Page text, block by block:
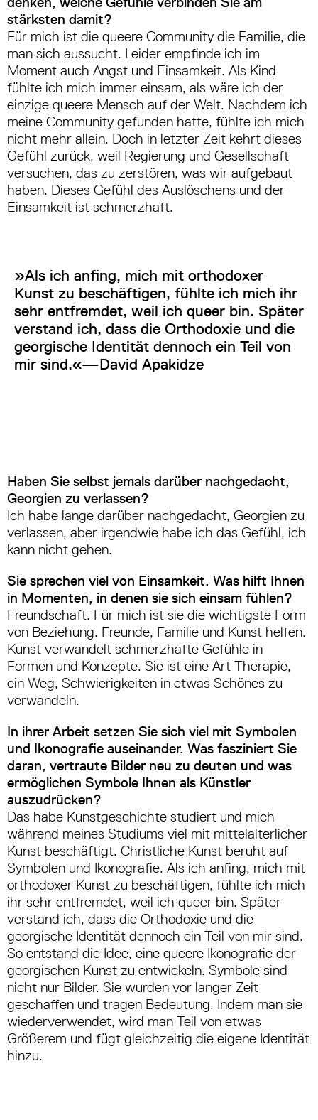
stärksten damit?
Für mich ist die queere Community die Familie, die
man sich aussucht. Leider empfinde ich im
Moment auch Angst und Einsamkeit. Als Kind
fühlte ich mich immer einsam, als wäre ich der
einzige queere Mensch auf der Welt. Nachdem ich
meine Community gefunden hatte, fühlte ich mich
nicht mehr allein. Doch in letzter Zeit kehrt dieses
Gefühl zurück, weil Regierung und Gesellschaft
versuchen, das zu zerstören, was wir aufgebaut
haben. Dieses Gefühl des Auslöschens und der
Einsamkeit ist schmerzhaft.
»Als ich anfing, mich mit orthodoxer
Kunst zu beschäftigen, fühlte ich mich ihr
sehr entfremdet, weil ich queer bin. Später
verstand ich, dass die Orthodoxie und die
georgische Identität dennoch ein Teil von
mir sind.«—David Apakidze
Haben Sie selbst jemals darüber nachgedacht,
Georgien zu verlassen?
Ich habe lange darüber nachgedacht, Georgien zu
verlassen, aber irgendwie habe ich das Gefühl, ich
kann nicht gehen.
Sie sprechen viel von Einsamkeit. Was hilft Ihnen
in Momenten, in denen sie sich einsam fühlen?
Freundschaft. Für mich ist sie die wichtigste Form
von Beziehung. Freunde, Familie und Kunst helfen.
Kunst verwandelt schmerzhafte Gefühle in
Formen und Konzepte. Sie ist eine Art Therapie,
ein Weg, Schwierigkeiten in etwas Schönes zu
verwandeln.
In ihrer Arbeit setzen Sie sich viel mit Symbolen
und Ikonografie auseinander. Was fasziniert Sie
daran, vertraute Bilder neu zu deuten und was
ermöglichen Symbole Ihnen als Künstler
auszudrücken?
Das habe Kunstgeschichte studiert und mich
während meines Studiums viel mit mittelalterlicher
Kunst beschäftigt. Christliche Kunst beruht auf
Symbolen und Ikonografie. Als ich anfing, mich mit
orthodoxer Kunst zu beschäftigen, fühlte ich mich
ihr sehr entfremdet, weil ich queer bin. Später
verstand ich, dass die Orthodoxie und die
georgische Identität dennoch ein Teil von mir sind.
So entstand die Idee, eine queere Ikonografie der
georgischen Kunst zu entwickeln. Symbole sind
nicht nur Bilder. Sie wurden vor langer Zeit
geschaffen und tragen Bedeutung. Indem man sie
wiederverwendet, wird man Teil von etwas
Größerem und fügt gleichzeitig die eigene Identität
hinzu.